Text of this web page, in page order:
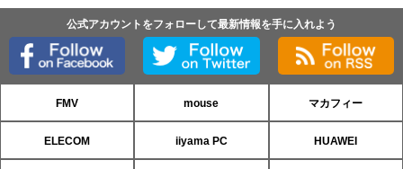
公式アカウントをフォローして最新情報を手に入れよう
FMV mouse マカフィー
ELECOM iiyama PC HUAWEI